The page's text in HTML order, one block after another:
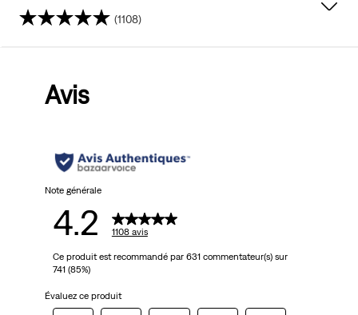
(1108)
avis
Avis
Note générale
4.2 1108 avis
Ce produit est recommandé par 631 commentateur(s) sur
741 (85%)
Évaluez ce produit